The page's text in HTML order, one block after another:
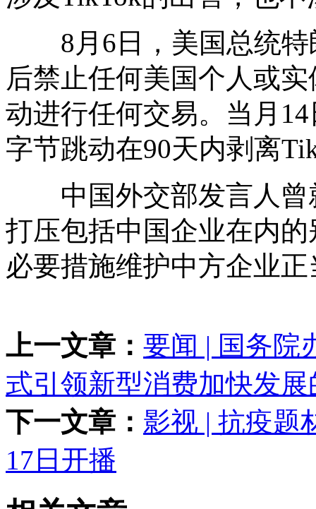
8月6日，美国总统特
后禁止任何美国个人或
动进行任何交易。当月
字节跳动在90天内剥离
中国外交部发言人曾
打压包括中国企业在内
必要措施维护中方企业
上一文章： 要闻 | 国务院
式引领新型消费加快发
下一文章： 影视 | 抗疫题
17日开播